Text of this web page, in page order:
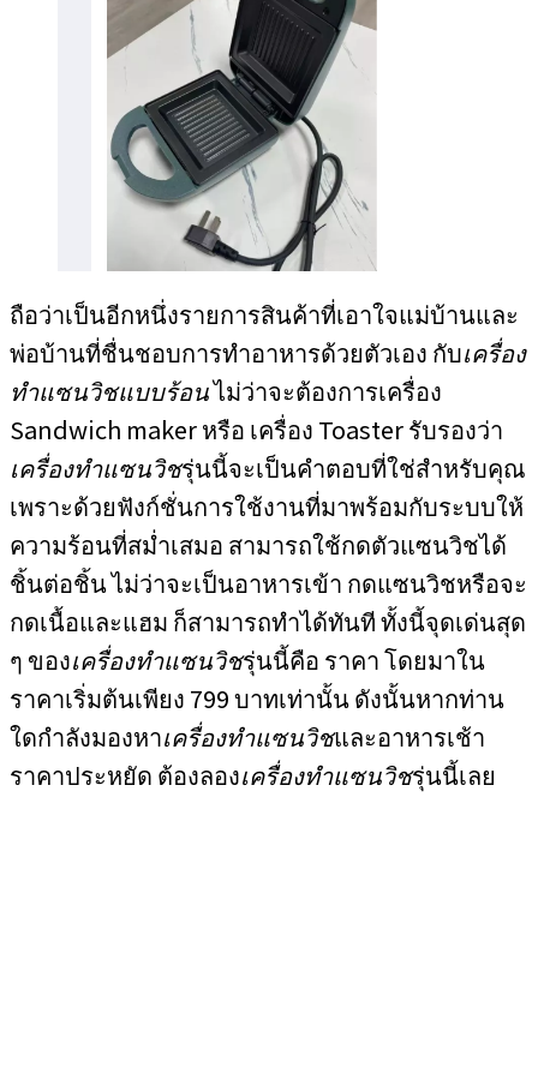
ถือว่าเป็นอีกหนึ่งรายการสินค้าที่เอาใจแม่บ้านและ
พ่อบ้านที่ชื่นชอบการทำอาหารด้วยตัวเอง กับเครื่อง
ทำแซนวิชแบบร้อนไม่ว่าจะต้องการเครื่อง
Sandwich maker หรือ เครื่อง Toaster รับรองว่า
เครื่องทำแซนวิชรุ่นนี้จะเป็นคำตอบที่ใช่สำหรับคุณ
เพราะด้วยฟังก์ชั่นการใช้งานที่มาพร้อมกับระบบให้
ความร้อนที่สม่ำเสมอ สามารถใช้กดตัวแซนวิชได้
ชิ้นต่อชิ้น ไม่ว่าจะเป็นอาหารเข้า กดแซนวิชหรือจะ
กดเนื้อและแฮม ก็สามารถทำได้ทันที ทั้งนี้จุดเด่นสุด
ๆ ของเครื่องทำแซนวิชรุ่นนี้คือ ราคา โดยมาใน
ราคาเริ่มต้นเพียง 799 บาทเท่านั้น ดังนั้นหากท่าน
ใดกำลังมองหาเครื่องทำแซนวิชและอาหารเช้า
ราคาประหยัด ต้องลองเครื่องทำแซนวิชรุ่นนี้เลย